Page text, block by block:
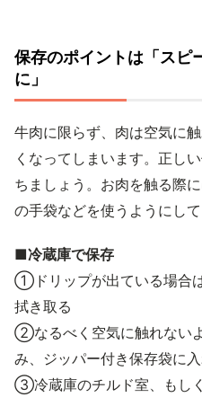
保存のポイントは「スピ
に」
牛肉に限らず、肉は空気に
くなってしまいます。正し
ちましょう。お肉を触る際
の手袋などを使うようにして
■冷蔵庫で保存
①ドリップが出ている場合
拭き取る
②なるべく空気に触れない
み、ジッパー付き保存袋に
③冷蔵庫のチルド室、もし